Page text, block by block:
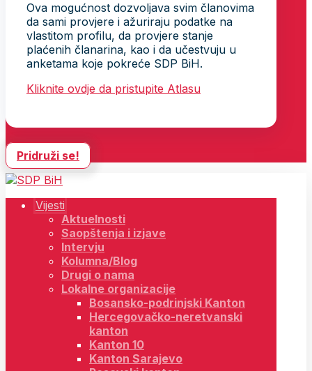
Ova mogućnost dozvoljava svim članovima
da sami provjere i ažuriraju podatke na
vlastitom profilu, da provjere stanje
plaćenih članarina, kao i da učestvuju u
anketama koje pokreće SDP BiH.
Kliknite ovdje da pristupite Atlasu
Pridruži se!
Vijesti
Aktuelnosti
Saopštenja i izjave
Intervju
Kolumna/Blog
Drugi o nama
Lokalne organizacije
Bosansko-podrinjski Kanton
Hercegovačko-neretvanski
kanton
Kanton 10
Kanton Sarajevo